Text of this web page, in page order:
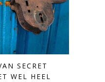
SECRET
WEL HEEL